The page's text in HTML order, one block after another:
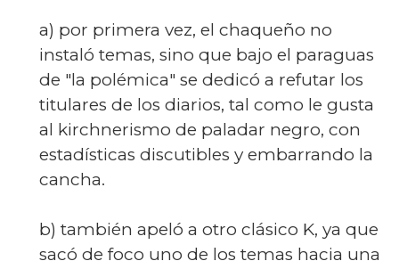
a) por primera vez, el chaqueño no
instaló temas, sino que bajo el paraguas
de "la polémica" se dedicó a refutar los
titulares de los diarios, tal como le gusta
al kirchnerismo de paladar negro, con
estadísticas discutibles y embarrando la
cancha.
b) también apeló a otro clásico K, ya que
sacó de foco uno de los temas hacia una